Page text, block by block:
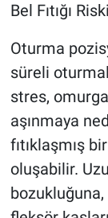
Bel Fıtığı Riski
Oturma
süreli
stres,
aşınmaya
fıtıklaşmış
oluşabilir.